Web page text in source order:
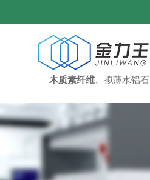
木质素纤维、拟薄水铝石